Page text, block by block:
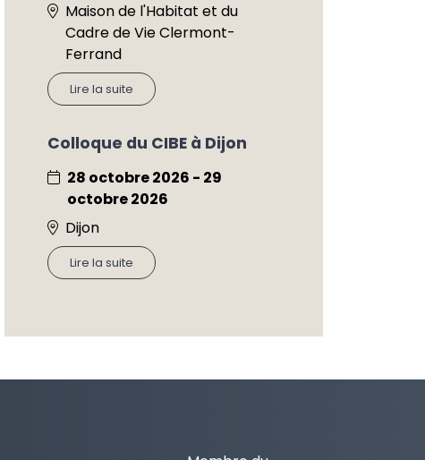
Maison de l'Habitat et du
Cadre de Vie Clermont-
Ferrand
Lire la suite
Colloque du CIBE à Dijon
28 octobre 2026 - 29
octobre 2026
Dijon
Lire la suite